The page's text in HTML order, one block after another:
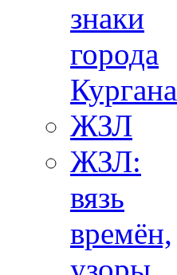
знаки
города
Кургана
ЖЗЛ
ЖЗЛ:
вязь
времён,